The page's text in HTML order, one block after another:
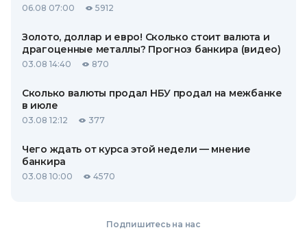
06.08 07:00 5912
Золото, доллар и евро! Сколько стоит валюта и
драгоценные металлы? Прогноз банкира (видео)
03.08 14:40 870
Сколько валюты продал НБУ продал на межбанке
в июле
03.08 12:12 377
Чего ждать от курса этой недели — мнение
банкира
03.08 10:00 4570
Подпишитесь на нас